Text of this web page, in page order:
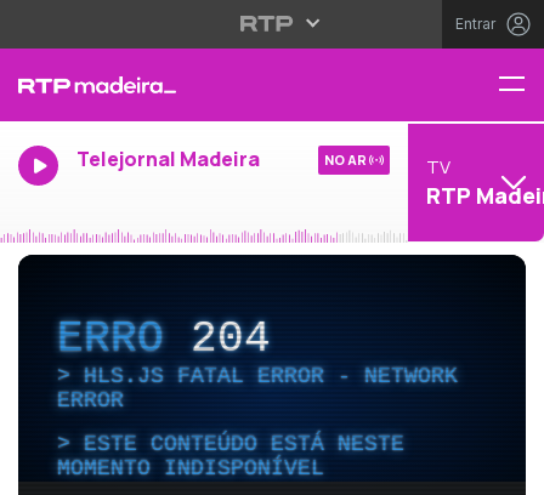
Entrar
Telejornal Madeira NO AR TV
RTP
ERRO204
HLS.JS FATAL ERROR - NETWORK
ERROR
ESTE CONTEÚDO ESTÁ NESTE
MOMENTO INDISPONÍVEL